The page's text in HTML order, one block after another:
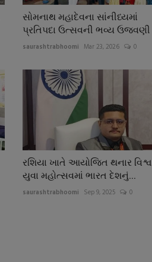
સોમનાથ મહાદેવના સાંનીધ્યમાં
પ્રતિપદા ઉત્સવની ભવ્ય ઉજવણી
saurashtrabhoomi Mar 23, 2026 0
રશિયા ખાતે આયોજિત થનાર વિશ્વ
યુવા મહોત્સવમાં ભારત દેશનું...
saurashtrabhoomi Sep 9, 2025 0